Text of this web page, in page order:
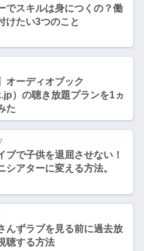
でスキルは身につくの？働
けたい3つのこと
オーディオブック
）の聴き放題プランを1ヵ
た
ブで子供を退屈させない！
シアターに変える方法。
んずラブを見る前に過去放
聴する方法